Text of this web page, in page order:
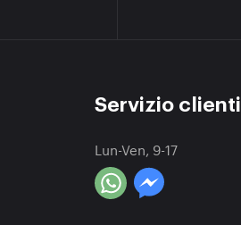
Servizio clienti
Lun-Ven, 9-17